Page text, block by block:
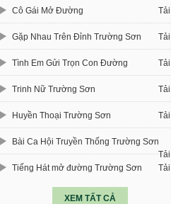
Cô Gái Mở Đường Tải
Gặp Nhau Trên Đỉnh Trường Sơn Tải
Tình Em Gửi Trọn Con Đường Tải
Trinh Nữ Trường Sơn Tải
Huyền Thoại Trường Sơn Tải
Bài Ca Hội Truyền Thống Trường Sơn
Tải
Tiếng Hát mở đường Trường Sơn
Tải
XEM TẤT CẢ